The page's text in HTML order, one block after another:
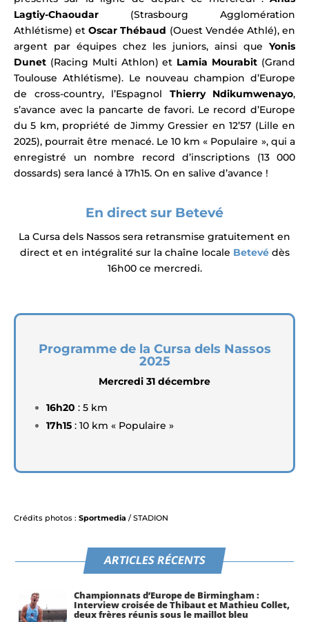
Lagtiy-Chaoudar (Strasbourg Agglomération
Athlétisme) etOscar Thébaud (Ouest Vendée Athlé), en
argent par équipes chez les juniors, ainsi que Yonis
Dunet (Racing Multi Athlon) et Lamia Mourabit (Grand
Toulouse Athlétisme). Le nouveau champion d’Europe
de cross-country, l’Espagnol Thierry Ndikumwenayo,
s’avance avec la pancarte de favori. Le record d’Europe
du 5 km, propriété de Jimmy Gressier en 12’57 (Lille en
2025), pourrait être menacé. Le 10 km « Populaire », qui a
enregistré un nombre record d’inscriptions (13 000
dossards) sera lancé à 17h15. On en salive d’avance !
En direct sur Betevé
La Cursa dels Nassos sera retransmise gratuitement en
direct et en intégralité sur la chaîne locale Betevédès
16h00 ce mercredi.
Programme de la Cursa dels Nassos
2025
Mercredi 31 décembre
16h20 : 5 km
17h15 : 10 km « Populaire »
Crédits photos : Sportmedia / STADION
ARTICLES RÉCENTS
Championnats d’Europe de Birmingham :
Interview croisée de Thibaut et Mathieu Collet,
deux frères réunis sous le maillot bleu